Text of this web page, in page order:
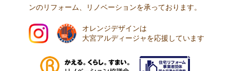
ンのリフォーム、リノベーションを承っております。
オレンジデザインは
大宮アルディージャを応援しています